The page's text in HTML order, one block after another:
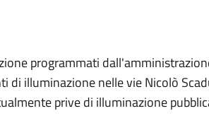
programmati
di illuminazione nelle vie Nicolò
prive di illuminazione